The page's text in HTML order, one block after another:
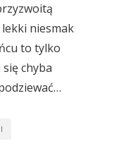
niesmak
to tylko
chyba